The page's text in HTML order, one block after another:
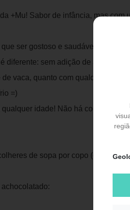
+Mu! Sabor de infância, mas com
ser gostoso e saudável. Nessa
diferente: sem adição de açúcar,
vaca, quanto com qualquer leite
=)
idade! Não há contra
de sopa por copo (de 200ml),